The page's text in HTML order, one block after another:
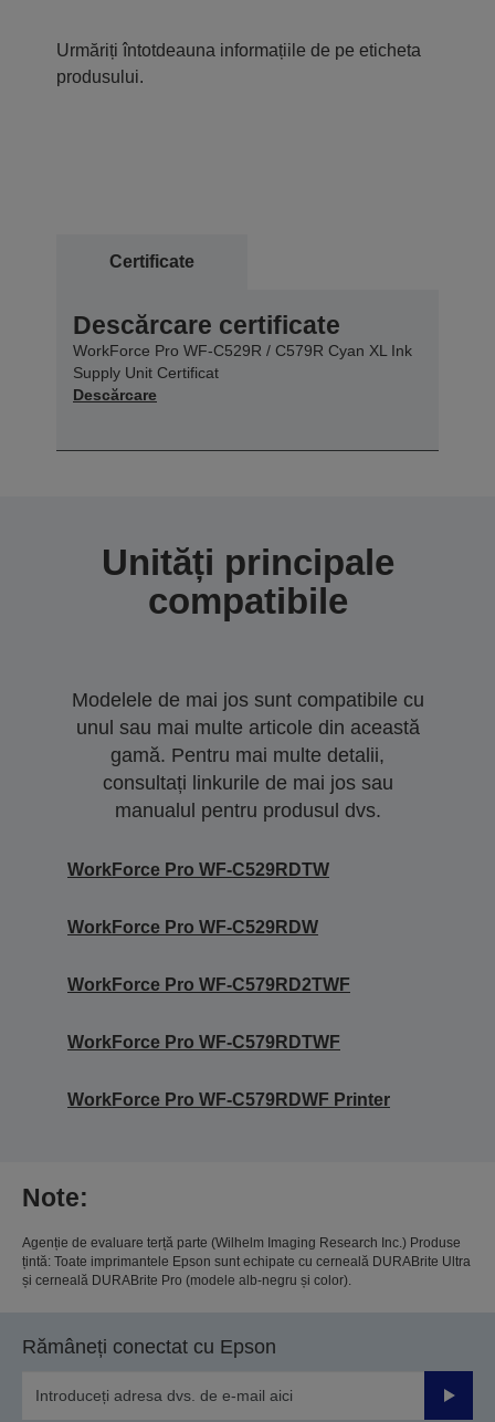
Urmăriți întotdeauna informațiile de pe eticheta
produsului.
Certificate
Descărcare certificate
WorkForce Pro WF-C529R / C579R Cyan XL Ink
Supply Unit Certificat
Descărcare
Unități principale
compatibile
Modelele de mai jos sunt compatibile cu
unul sau mai multe articole din această
gamă. Pentru mai multe detalii,
consultați linkurile de mai jos sau
manualul pentru produsul dvs.
WorkForce Pro WF-C529RDTW
WorkForce Pro WF-C529RDW
WorkForce Pro WF-C579RD2TWF
WorkForce Pro WF-C579RDTWF
WorkForce Pro WF-C579RDWF Printer
Note:
Agenție de evaluare terță parte (Wilhelm Imaging Research Inc.) Produse
țintă: Toate imprimantele Epson sunt echipate cu cerneală DURABrite Ultra
și cerneală DURABrite Pro (modele alb-negru și color).
Rămâneți conectat cu Epson